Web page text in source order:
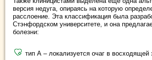
версия недуга, опираясь на которую
расслоение. Эта классификация была
Стэнфордском университете, и она
болезни:
тип А – локализуется очаг в восходящей